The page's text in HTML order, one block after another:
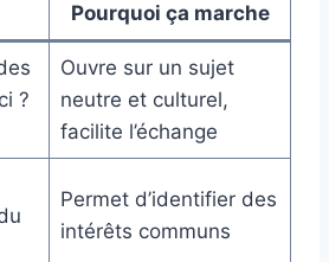
Pourquoi ça marche
?
Ouvre sur un sujet
neutre et culturel,
facilite l’échange
Permet d’identifier des
intérêts communs